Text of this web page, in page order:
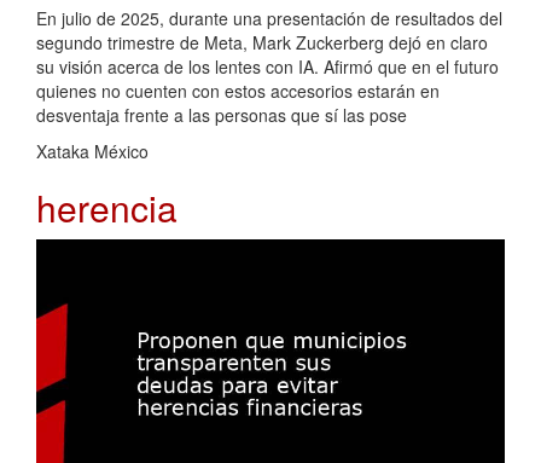
En julio de 2025, durante una presentación de resultados del
segundo trimestre de Meta, Mark Zuckerberg dejó en claro
su visión acerca de los lentes con IA. Afirmó que en el futuro
quienes no cuenten con estos accesorios estarán en
desventaja frente a las personas que sí las pose
Xataka México
herencia